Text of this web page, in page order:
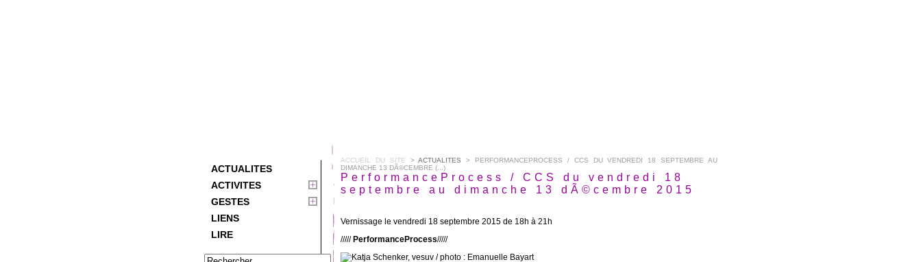
ACTUALITES
ACTIVITES
GESTES
LIENS
LIRE
ACCUEIL DU SITE >ACTUALITES
> PERFORMANCEPROCESS / CCS DU VENDREDI 18 SEPTEMBRE AU
DIMANCHE 13 DÃ©CEMBRE (...)
PerformanceProcess / CCS du vendredi 18
septembre au dimanche 13 dÃ©cembre 2015
Vernissage le vendredi 18 septembre 2015 de 18h à 21h
///// PerformanceProcess/////